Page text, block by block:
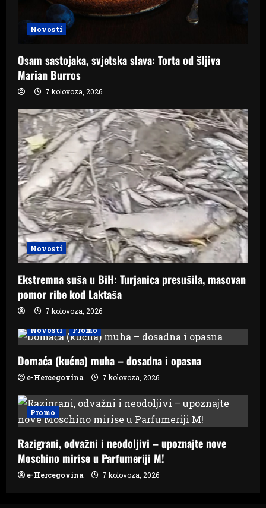
Novosti
Osam sastojaka, svjetska slava: Torta od šljiva
Marian Burros
7 kolovoza, 2026
Novosti
Ekstremna suša u BiH: Turjanica presušila, masovan
pomor ribe kod Laktaša
7 kolovoza, 2026
Novosti
Promo
Domaća (kućna) muha – dosadna i opasna
e-Hercegovina 7 kolovoza, 2026
Promo
Razigrani, odvažni i neodoljivi – upoznajte nove
Moschino mirise u Parfumeriji M!
e-Hercegovina 7 kolovoza, 2026